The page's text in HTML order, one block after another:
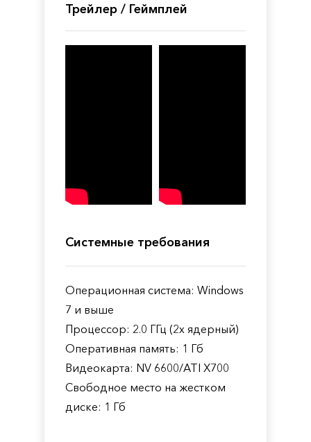
Трейлер / Геймплей
Системные требования
Операционная система: Windows
7 и выше
Процессор: 2.0 ГГц (2х ядерный)
Оперативная память: 1 Гб
Видеокарта: NV 6600/ATI X700
Свободное место на жестком
диске: 1 Гб